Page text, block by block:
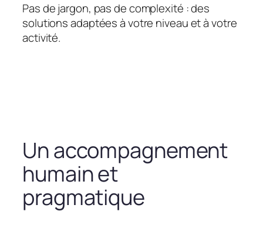
Pas de jargon, pas de complexité : des
solutions adaptées à votre niveau et à votre
activité.
Un accompagnement
humain et
pragmatique